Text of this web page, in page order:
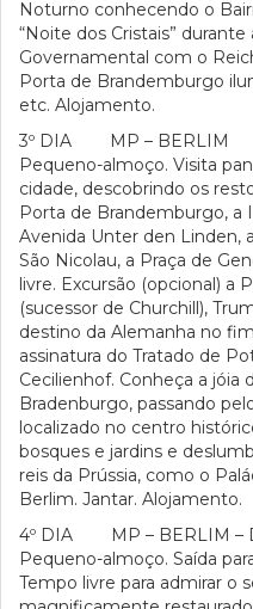
Noturno conhecendo o
“Noite dos Cristais”
Governamental com o
Porta de Brandemburgo
etc. Alojamento.
3º DIA MP – BERLIM
Pequeno-almoço. Visita
cidade, descobrindo os
Porta de Brandemburgo, a
Avenida Unter den Linden,
São Nicolau, a Praça de
livre. Excursão (opcional) a
(sucessor de Churchill),
destino da Alemanha no
assinatura do Tratado de
Cecilienhof. Conheça a jóia
Bradenburgo, passando
localizado no centro
bosques e jardins e
reis da Prússia, como o
Berlim. Jantar. Alojamento.
4º DIA MP – BERLIM –
Pequeno-almoço. Saída
Tempo livre para admirar o